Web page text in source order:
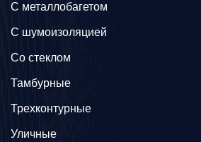
C металлобагетом
С шумоизоляцией
Со стеклом
Тамбурные
Трехконтурные
Уличные